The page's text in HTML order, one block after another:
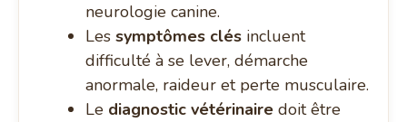
neurologie canine.
Lessymptômes clés incluent
difficulté à se lever, démarche
anormale, raideur et perte musculaire.
Le diagnostic vétérinaire doit être